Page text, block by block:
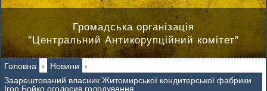
Громадська організація
"Центральний Антикорупційний комітет"
Головна › Новини ›
Заарештований власник Житомирської кондитерської фабрики
Ігор Бойко оголосив голодування